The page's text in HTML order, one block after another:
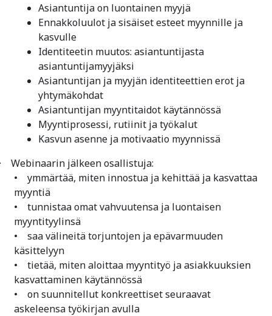
Asiantuntija on luontainen myyjä
Ennakkoluulot ja sisäiset esteet myynnille ja
kasvulle
Identiteetin muutos: asiantuntijasta
asiantuntijamyyjäksi
Asiantuntijan ja myyjän identiteettien erot ja
yhtymäkohdat
Asiantuntijan myyntitaidot käytännössä
Myyntiprosessi, rutiinit ja työkalut
Kasvun asenne ja motivaatio myynnissä
· Webinaarin jälkeen osallistuja:
• ymmärtää, miten innostua ja kehittää ja kasvattaa
myyntiä
• tunnistaa omat vahvuutensa ja luontaisen
myyntityylinsä
• saa välineitä torjuntojen ja epävarmuuden
käsittelyyn
• tietää, miten aloittaa myyntityö ja asiakkuuksien
kasvattaminen käytännössä
• on suunnitellut konkreettiset seuraavat
askeleensa työkirjan avulla